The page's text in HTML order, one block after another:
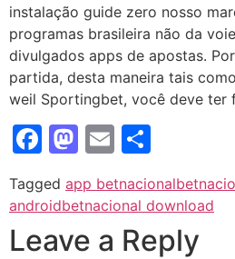
instalação guide zero nosso
programas brasileira não da
divulgados apps de apostas.
partida, desta maneira tais
weil Sportingbet, você deve ter
Facebook
Mastodon
Email
Tagged app betnacional
androidbetnacional download
Leave a Reply